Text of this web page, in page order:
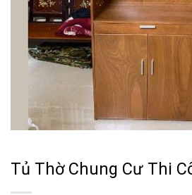
Tủ Thờ Chung Cư Thi